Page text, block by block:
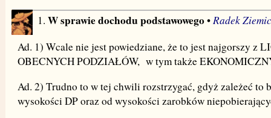
1. W sprawie dochodu podstawowego•Radek Ziemic
Ad. 1) Wcale nie jest powiedziane, że to jest najgorszy z
OBECNYCH PODZIAŁÓW, w tym także
Ad. 2) Trudno to w tej chwili rozstrzygać, gdyż zależeć to
wysokości DP oraz od wysokości zarobków